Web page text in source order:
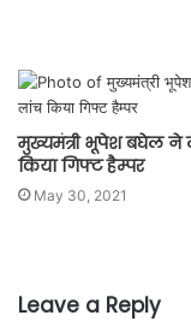
मुख्यमंत्री भूपेश बघेल ने
किया गिफ्ट हैम्पर
May 30, 2021
Leave a Reply